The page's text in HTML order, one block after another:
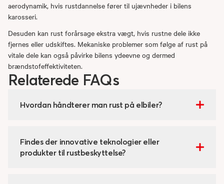
aerodynamik, hvis rustdannelse fører til ujævnheder i bilens
karosseri.
Desuden kan rust forårsage ekstra vægt, hvis rustne dele ikke
fjernes eller udskiftes. Mekaniske problemer som følge af rust på
vitale dele kan også påvirke bilens ydeevne og dermed
brændstofeffektiviteten.
Relaterede FAQs
Hvordan håndterer man rust på elbiler?
Findes der innovative teknologier eller
produkter til rustbeskyttelse?